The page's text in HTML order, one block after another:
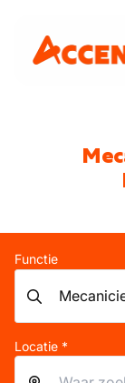
Functie
Locatie *